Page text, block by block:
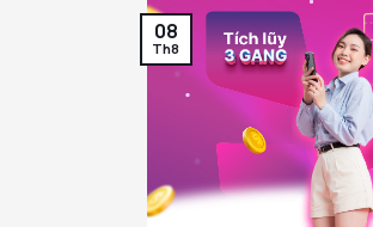
08
Th8